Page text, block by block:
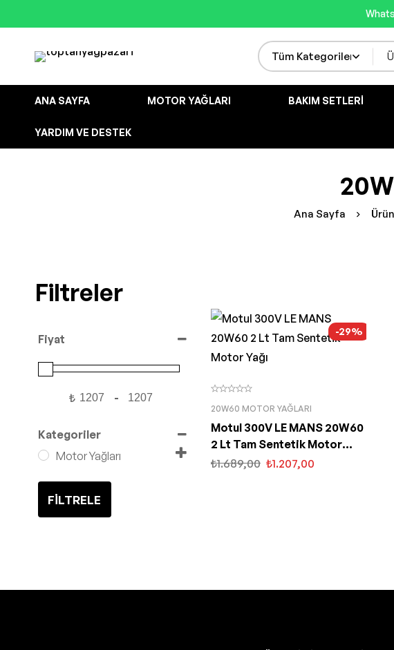
ANA SAYFA MOTOR YAĞLARI BAKIM SETLERI
YARDIM VE DESTEK
Ana Sayfa
Filtreler
Fiyat
₺ -
Kategoriler
Motor Yağları
FILTRELE
-29%
20W60 MOTOR YAĞLARI
Motul 300V LE MANS 20W60
2 Lt Tam Sentetik Motor
Yağı
₺1.689,00 ₺1.207,00